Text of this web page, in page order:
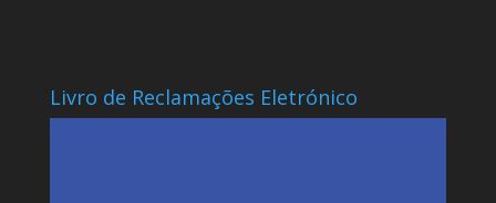
Livro de Reclamações Eletrónico